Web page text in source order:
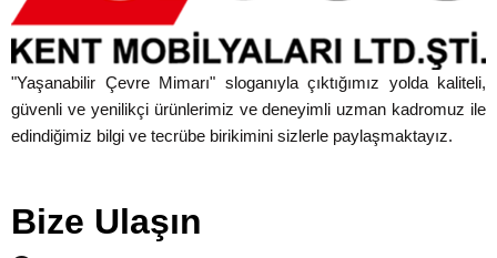
"Yaşanabilir Çevre Mimarı" sloganıyla çıktığımız yolda kaliteli,
güvenli ve yenilikçi ürünlerimiz ve deneyimli uzman kadromuz ile
edindiğimiz bilgi ve tecrübe birikimini sizlerle paylaşmaktayız.
Bize Ulaşın